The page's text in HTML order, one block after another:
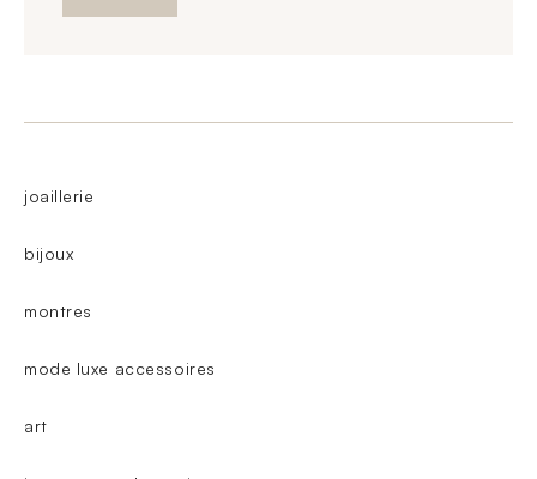
joaillerie
bijoux
montres
mode luxe accessoires
art